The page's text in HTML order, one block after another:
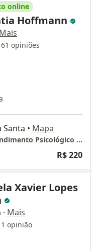
online
Hoffmann
Mais
61 opiniões
Santa • Mapa
Consultório Lagoa Santa (Atendimento Psicológico On Line)
R$ 220
Xavier Lopes
· Mais
1 opinião